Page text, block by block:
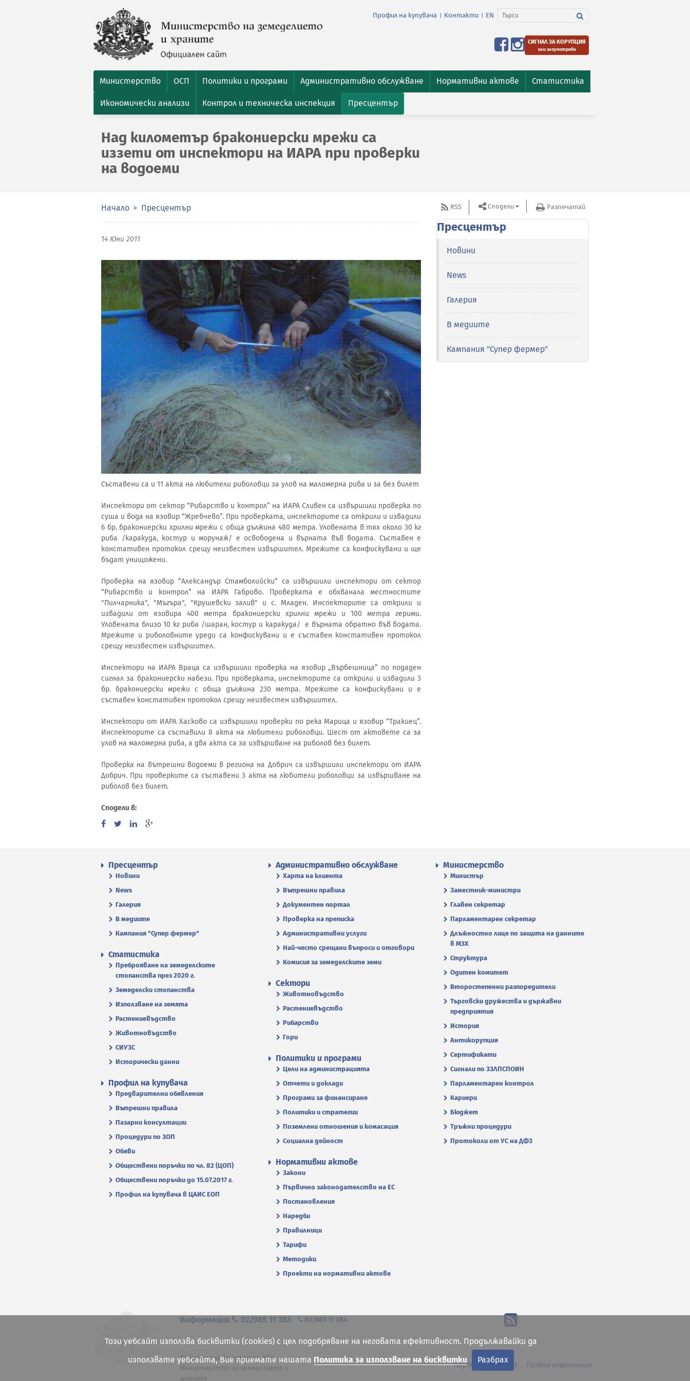
Профил на купувача Контакти EN
СИГНАЛ ЗА КОРУПЦИЯ
или злоупотреби
Министерство ОСП Политики и програми Административно обслужване Нормативни актове Статистика
Икономически анализи Контрол и техническа инспекция Пресцентър
Над километър бракониерски мрежи са
иззети от инспектори на ИАРА при проверки
на водоеми
Начало Пресцентър
14 Юни 2011
Съставени са и 11 акта на любители риболовци за улов на маломерна риба и за без билет
Инспектори от сектор “Рибарство и контрол” на ИАРА Сливен са извършили проверка по
суша и вода на язовир “Жребчево”. При проверката, инспекторите са открили и извадили
6 бр. бракониерски хрилни мрежи с обща дължина 480 метра. Уловената в тях около 30 кг
риба /каракуда, костур и морунаж/ е освободена и върната във водата. Съставен е
констативен протокол срещу неизвестен извършител. Мрежите са конфискувани и ще
бъдат унищожени.
Проверка на язовир “Александър Стамболийски” са извършили инспектори от сектор
“Рибарство и контрол” на ИАРА Габрово. Проверката е обхванала местностите
"Пилчарника", "Мъгъра", "Крушевски залив" и с. Младен. Инспекторите са открили и
извадили от язовира 400 метра бракониерски хрилни мрежи и 100 метра герими.
Уловената близо 10 кг риба /шаран, костур и каракуда/ е върната обратно във водата.
Мрежите и риболовните уреди са конфискувани и е съставен констативен протокол
срещу неизвестен извършител.
Инспектори на ИАРА Враца са извършили проверка на язовир „Върбешница” по подаден
сигнал за бракониерски набези. При проверката, инспекторите са открили и извадили 3
бр. бракониерски мрежи с обща дължина 230 метра. Мрежите са конфискувани и е
съставен констативен протокол срещу неизвестен извършител.
Инспектори от ИАРА Хасково са извършили проверки по река Марица и язовир “Тракиец”.
Инспекторите са съставили 8 акта на любители риболовци. Шест от актовете са за
улов на маломерна риба, а два акта са за извършване на риболов без билет.
Проверка на вътрешни водоеми в региона на Добрич са извършили инспектори от ИАРА
Добрич. При проверките са съставени 3 акта на любители риболовци за извършване на
риболов без билет.
Сподели в:
RSS Сподели Разпечатай
Пресцентър
Новини
News
Галерия
В медиите
Кампания "Супер фермер"
Пресцентър
Новини
News
Галерия
В медиите
Кампания "Супер фермер"
Административно обслужване
Харта на клиента
Вътрешни правила
Документен портал
Проверка на преписка
Административни услуги
Най-често срещани въпроси и отговори
Комисия за земеделските земи
Министерство
Министър
Заместник-министри
Главен секретар
Парламентарен секретар
Длъжностно лице по защита на данните
в МЗХ
Структура
Одитен комитет
Второстепенни разпоредители
Търговски дружества и държавни
предприятия
История
Антикорупция
Сертификати
Сигнали по ЗЗЛПСПОИН
Парламентарен контрол
Кариери
Бюджет
Тръжни процедури
Протоколи от УС на ДФЗ
Статистика
Преброяване на земеделските
стопанства през 2020 г.
Земеделски стопанства
Използване на земята
Растениевъдство
Животновъдство
СИУЗС
Исторически данни
Сектори
Животновъдство
Растениевъдство
Рибарство
Гори
Политики и програми
Цели на администрацията
Отчети и доклади
Програми за финансиране
Политики и стратегии
Поземлени отношения и комасация
Социална дейност
Профил на купувача
Предварителни обявления
Вътрешни правила
Пазарни консултации
Процедури по ЗОП
Обяви
Обществени поръчки по чл. 82 (ЦОП)
Обществени поръчки до 15.07.2017 г.
Профил на купувача в ЦАИС ЕОП
Нормативни актове
Закони
Първично законодателство на ЕС
Постановления
Наредби
Правилници
Тарифи
Методики
Проекти на нормативни актове
Информация 02/985 11 383 02/985 11 384
© Всички права запазени 2026
Министерство на земеделието и
храните
Карта на сайта Правна информация
Този уебсайт използва бисквитки (cookies) с цел подобряване на неговата ефективност. Продължавайки да
използвате уебсайта, Вие приемате нашата Политика за използване на бисквитки Разбрах